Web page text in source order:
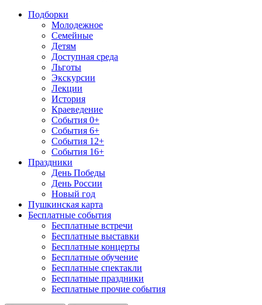
Подборки
Молодежное
Семейные
Детям
Доступная среда
Льготы
Экскурсии
Лекции
История
Краеведение
События 0+
События 6+
События 12+
События 16+
Праздники
День Победы
День России
Новый год
Пушкинская карта
Бесплатные события
Бесплатные встречи
Бесплатные выставки
Бесплатные концерты
Бесплатные обучение
Бесплатные спектакли
Бесплатные праздники
Бесплатные прочие события